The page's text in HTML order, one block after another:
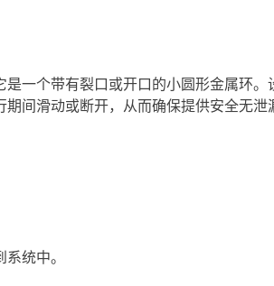
一个带有裂口或开口的小圆形金属环
间滑动或断开，从而确保提供安全无泄
统中。